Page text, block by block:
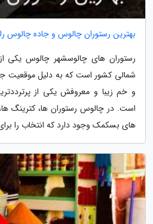
بهترین رستوران چالوس و جاده چالوس
رستوران های چالوسشهر چالوس یکی
شمالی کشور است که به دلیل موقعیت
و خم زیبا و معروفش یکی از
است. در چالوس رستوران ها، کترینگ
های بسکمک وجود دارد که انتخاب را